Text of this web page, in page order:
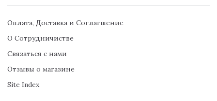
Оплата, Доставка и Соглагшение
О Сотрудничистве
Связаться с нами
Отзывы о магазине
Site Index